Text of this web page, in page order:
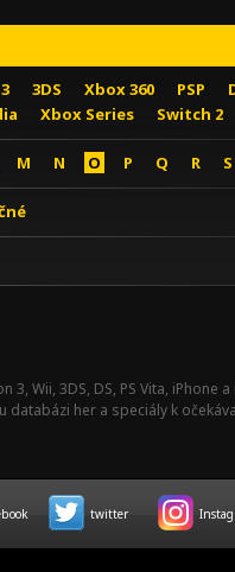
3DS Xbox 360 PSP
Xbox Series Switch 2
M N O P Q R S
3, Wii, 3DS, DS, PS Vita,
her a speciály k
twitter